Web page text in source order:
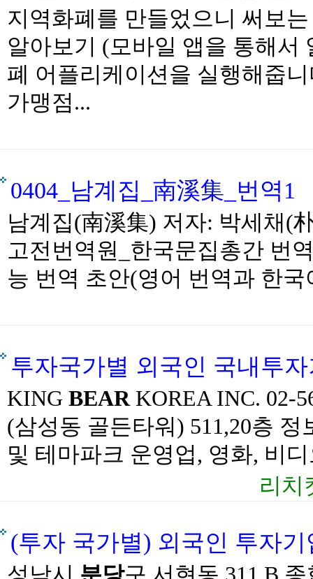
지역화폐를 만들었으니 써보
알아보기 (모바일 앱을 통해서
폐 어플리케이션을 실행해줍
가맹점...
0404_남계집_南溪集_번역1
남계집(南溪集) 저자: 박세채(
고전번역원_한국문집총간 번
능 번역 초안(영어 번역과 한국
투자국가별 외국인 국내투
KING BEARKOREA INC. 02-
(삼성동 골든타워) 511,20층
및 테마파크 운영업, 영화, 비
리치
(투자 국가별) 외국인 투자